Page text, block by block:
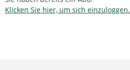
Klicken Sie hier, um sich einzuloggen.